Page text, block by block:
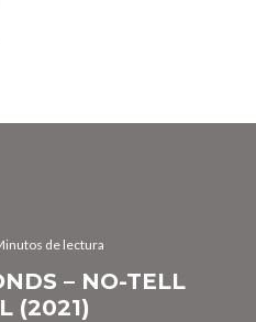
de lectura
– NO-TELL
(2021)